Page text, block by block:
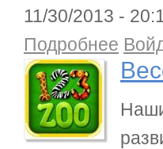
11/30/2013 -
Подробнее о